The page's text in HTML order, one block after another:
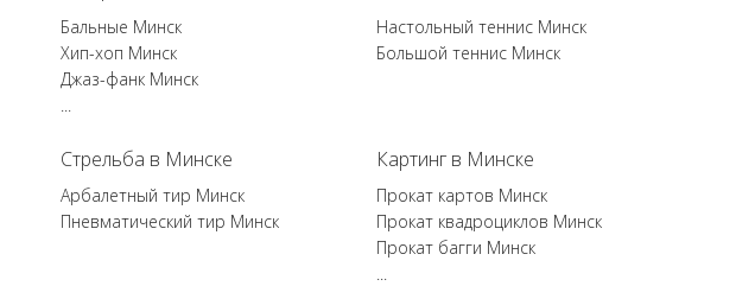
Бальные Минск
Хип-хоп Минск
Джаз-фанк Минск
...
Настольный теннис Минск
Большой теннис Минск
Стрельба в Минске
Арбалетный тир Минск
Пневматический тир Минск
Картинг в Минске
Прокат картов Минск
Прокат квадроциклов Минск
Прокат багги Минск
...